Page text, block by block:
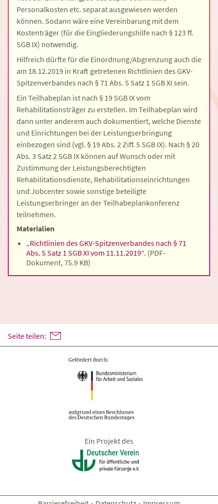
Personalkosten etc. separat ausgewiesen werden
können. Sodann wäre eine Vereinbarung mit dem
Kostenträger (für die Eingliederungshilfe nach § 123 ff.
SGB IX) notwendig.
Hilfreich dürfte für die Einordnung/Abgrenzung auch die
am 18.12.2019 in Kraft getretenen Richtlinien des GKV-
Spitzenverbandes nach § 71 Abs. 5 Satz 1 SGB XI sein.
Ein Teilhabeplan ist nach § 19 SGB IX vom
Rehabilitationsträger zu erstellen. Im Teilhabeplan wird
dann unter anderem auch dokumentiert, welche Dienste
und Einrichtungen bei der Leistungserbringung
einbezogen sind (vgl. § 19 Abs. 2 Ziff. 5 SGB IX). Nach § 20
Abs. 3 Satz 2 SGB IX können auf Wunsch oder mit
Zustimmung der Leistungsberechtigten
Rehabilitationsdienste, Rehabilitationseinrichtungen
und Jobcenter sowie sonstige beteiligte
Leistungserbringer an der Teilhabeplankonferenz
teilnehmen.
Materialien
„Richtlinien des GKV-Spitzenverbandes nach § 71
Abs. 5 Satz 1 SGB XI vom 11.11.2019“. (PDF-
Dokument, 75.9 KB)
Seite teilen:
Ein Projekt des